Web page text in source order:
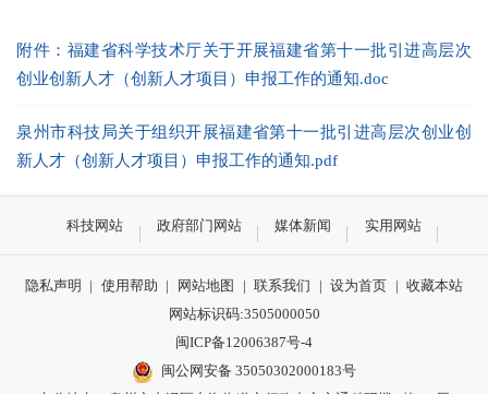
附件：福建省科学技术厅关于开展福建省第十一批引进高层次
创业创新人才（创新人才项目）申报工作的通知.doc
泉州市科技局关于组织开展福建省第十一批引进高层次创业创
新人才（创新人才项目）申报工作的通知.pdf
科技网站 政府部门网站 媒体新闻 实用网站
隐私声明 | 使用帮助 | 网站地图 | 联系我们 | 设为首页 | 收藏本站
网站标识码:3505000050
闽ICP备12006387号-4
闽公网安备 35050302000183号